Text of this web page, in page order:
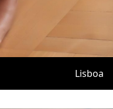
Lisboa